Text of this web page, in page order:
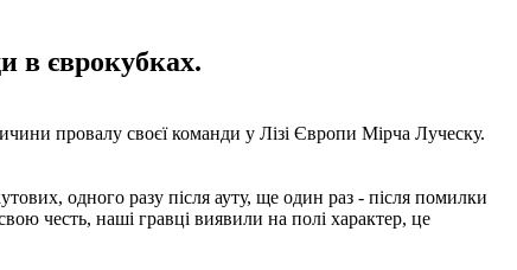
в єврокубках.
провалу своєї команди у Лізі Європи Мірча Луческу.
одного разу після ауту, ще один раз - після помилки
честь, наші гравці виявили на полі характер, це